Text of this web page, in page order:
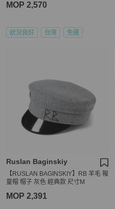
MOP 2,570
狀況良好 台灣 免運
Ruslan Baginskiy
【RUSLAN BAGINSKIY】RB 羊毛 報
童帽 帽子 灰色 經典款 尺寸M
MOP 2,391